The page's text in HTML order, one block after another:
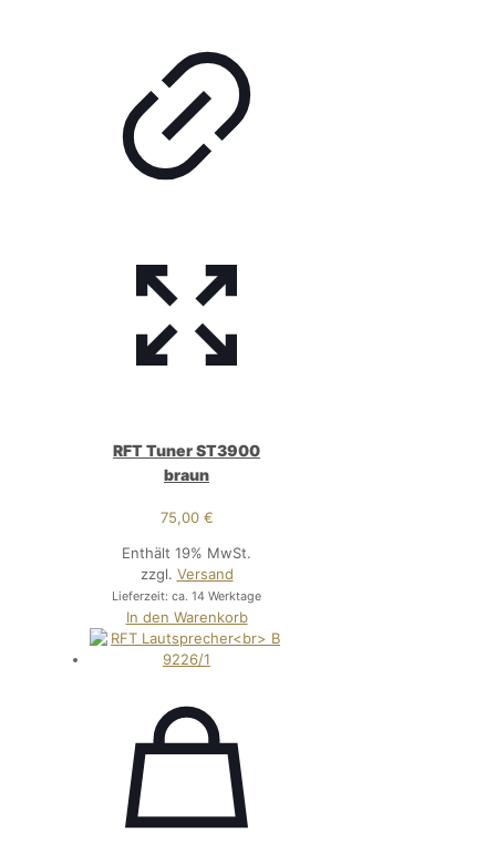
RFT Tuner ST3900
braun
75,00 €
Enthält 19% MwSt.
zzgl. Versand
Lieferzeit: ca. 14 Werktage
In den Warenkorb